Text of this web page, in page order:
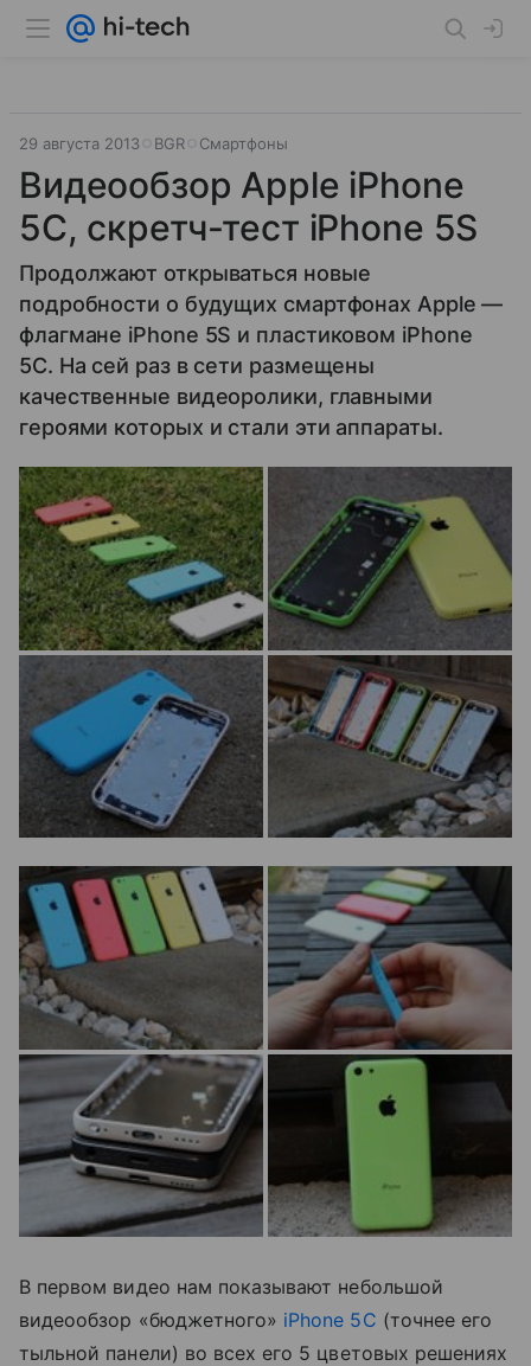
29 августа 2013 BGR Смартфоны
Видеообзор Apple iPhone
5C, скретч-тест iPhone 5S
Продолжают открываться новые
подробности о будущих смартфонах Apple —
флагмане iPhone 5S и пластиковом iPhone
5C. На сей раз в сети размещены
качественные видеоролики, главными
героями которых и стали эти аппараты.
В первом видео нам показывают небольшой
видеообзор «бюджетного» iPhone 5C (точнее его
тыльной панели) во всех его 5 цветовых решениях